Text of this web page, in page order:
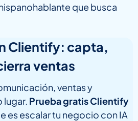
que busca
Clientify: capta,
ventas
ventas y
lugar. Prueba gratis Clientify
es escalar tu negocio con IA